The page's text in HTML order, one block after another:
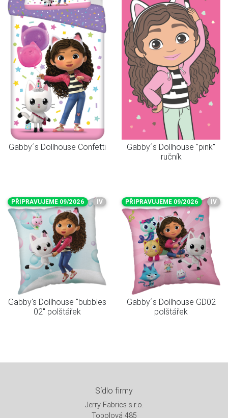
Gabby´s Dollhouse Confetti
Gabby´s Dollhouse "pink"
ručník
PŘIPRAVUJEME 09/2026 IV
Gabby's Dollhouse "bubbles
02" polštářek
PŘIPRAVUJEME 09/2026 IV
Gabby´s Dollhouse GD02
polštářek
Sídlo firmy
Jerry Fabrics s.r.o.
Topolová 485